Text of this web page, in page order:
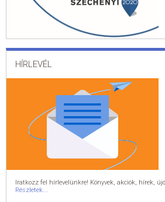
HÍRLEVÉL
Iratkozz fel hírlevelünkre! Könyvek, akciók, hírek,
Részletek...